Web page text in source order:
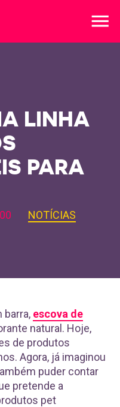
menu
LINHA
PARA
NOTÍCIAS
barra, escova de
natural. Hoje,
de produtos
Agora, já imaginou
puder contar
pretende a
pet